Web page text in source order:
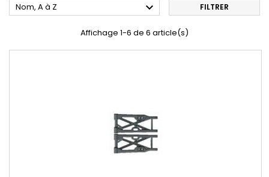
Nom, A à Z  FILTRER
Affichage 1-6 de 6 article(s)